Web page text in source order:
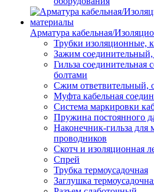
Арматура кабельная/
Трубки изоляционные,
Зажим соединительный,
Гильза соединительная
болтами
Сжим ответвительный,
Муфта кабельная
Система маркировки
Пружина постоянного
Наконечник-гильза для
проводников
Скотч и изоляционная
Спрей
Трубка термоусадочная
Заглушка